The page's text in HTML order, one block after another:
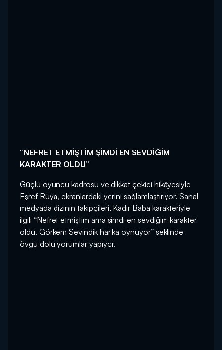
“NEFRET ETMİŞTİM ŞİMDİ EN SEVDİĞİM
KARAKTER OLDU”
Güçlü oyuncu kadrosu ve dikkat çekici hikâyesiyle
Eşref Rüya, ekranlardaki yerini sağlamlaştırıyor. Sanal
medyada dizinin takipçileri, Kadir Baba karakteriyle
ilgili “Nefret etmiştim ama şimdi en sevdiğim karakter
oldu. Görkem Sevindik harika oynuyor” şeklinde
övgü dolu yorumlar yapıyor.